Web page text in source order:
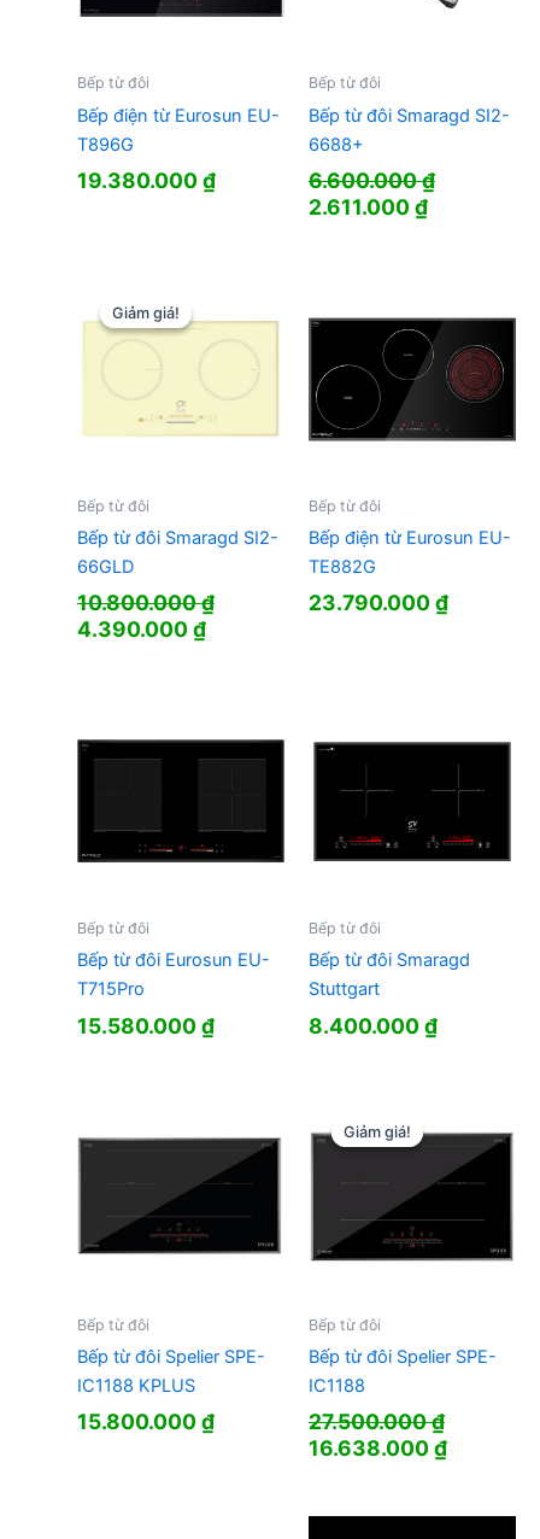
Bếp từ đôi
Bếp điện từ Eurosun EU-
T896G
19.380.000₫
Bếp từ đôi
Bếp từ đôi Smaragd SI2-
6688+
6.600.000₫
Giá
2.611.000₫Giá
2.611.000
Giảm giá!
Giảm giá!
Bếp từ đôi
Bếp từ đôi Smaragd SI2-
66GLD
10.800.000₫
Giá
4.390.000₫Giá
4.390.000 ₫.
Bếp từ đôi
Bếp điện từ Eurosun EU-
TE882G
23.790.000₫
Bếp từ đôi
Bếp từ đôi Eurosun EU-
T715Pro
15.580.000₫
Bếp từ đôi
Bếp từ đôi Smaragd
Stuttgart
8.400.000₫
Bếp từ đôi
Bếp từ đôi Spelier SPE-
IC1188 KPLUS
15.800.000₫
Giảm giá!
Giảm giá!
Bếp từ đôi
Bếp từ đôi Spelier SPE-
IC1188
27.500.000₫
Giá
16.638.000₫Giá